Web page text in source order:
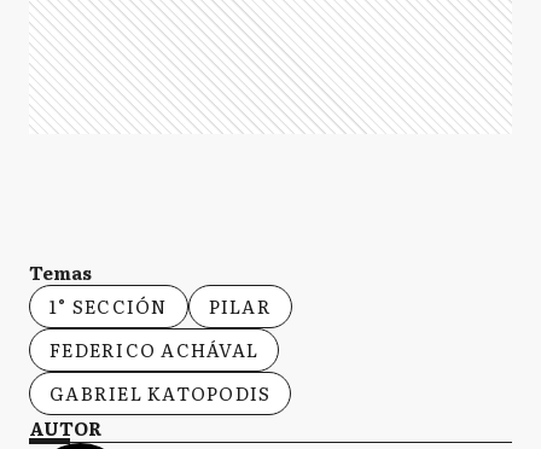
Temas
1° SECCIÓN
PILAR
FEDERICO ACHÁVAL
GABRIEL KATOPODIS
AUTOR